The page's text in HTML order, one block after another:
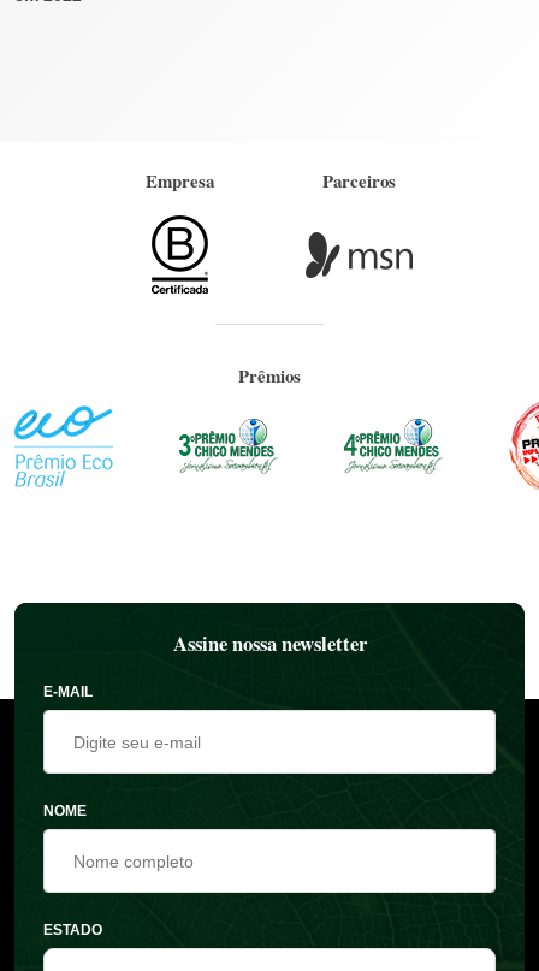
Empresa Parceiros
Prêmios
Assine nossa newsletter
E-MAIL
NOME
ESTADO